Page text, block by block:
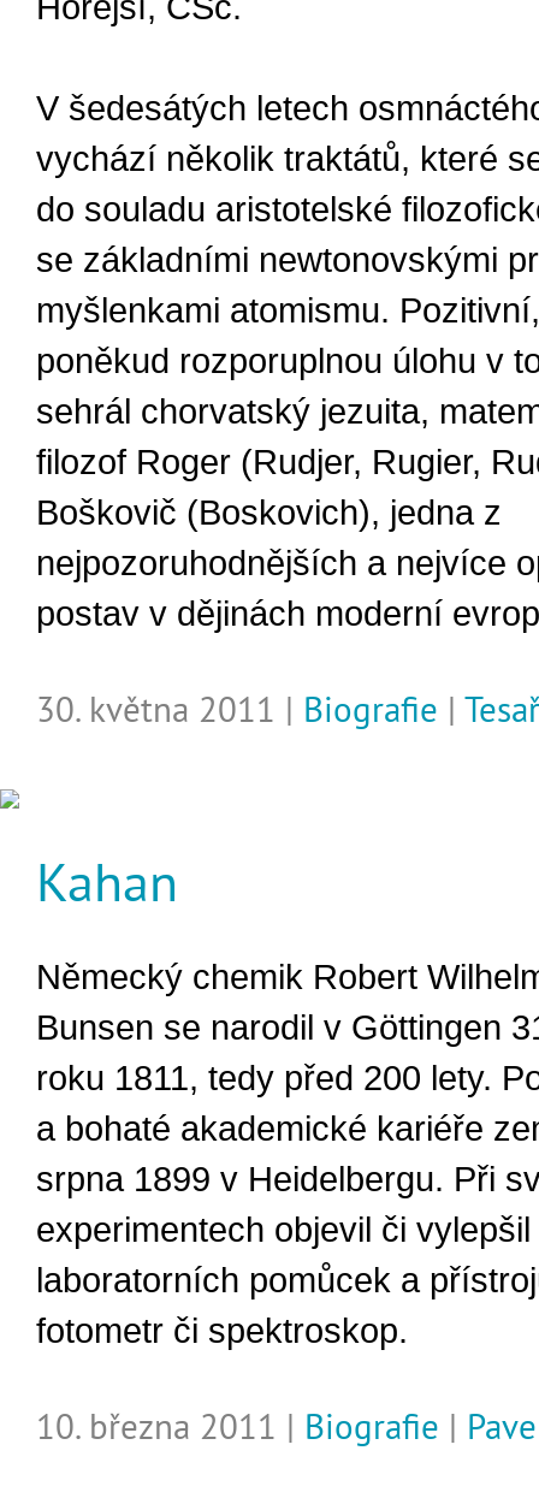
V šedesátých letech
vychází několik traktátů, které
do souladu aristotelské
se základními newtonovskými
myšlenkami atomismu.
poněkud rozporuplnou úlohu v
sehrál chorvatský jezuita,
filozof Roger (Rudjer, Rugier,
Boškovič (Boskovich), jedna z
nejpozoruhodnějších a nejvíce
postav v dějinách moderní
30. května 2011 | Biografie |
Kahan
Německý chemik Robert
Bunsen se narodil v Göttingen
roku 1811, tedy před 200 lety.
a bohaté akademické kariéře
srpna 1899 v Heidelbergu. Při
experimentech objevil či
laboratorních pomůcek a
fotometr či spektroskop.
10. března 2011 | Biografie |